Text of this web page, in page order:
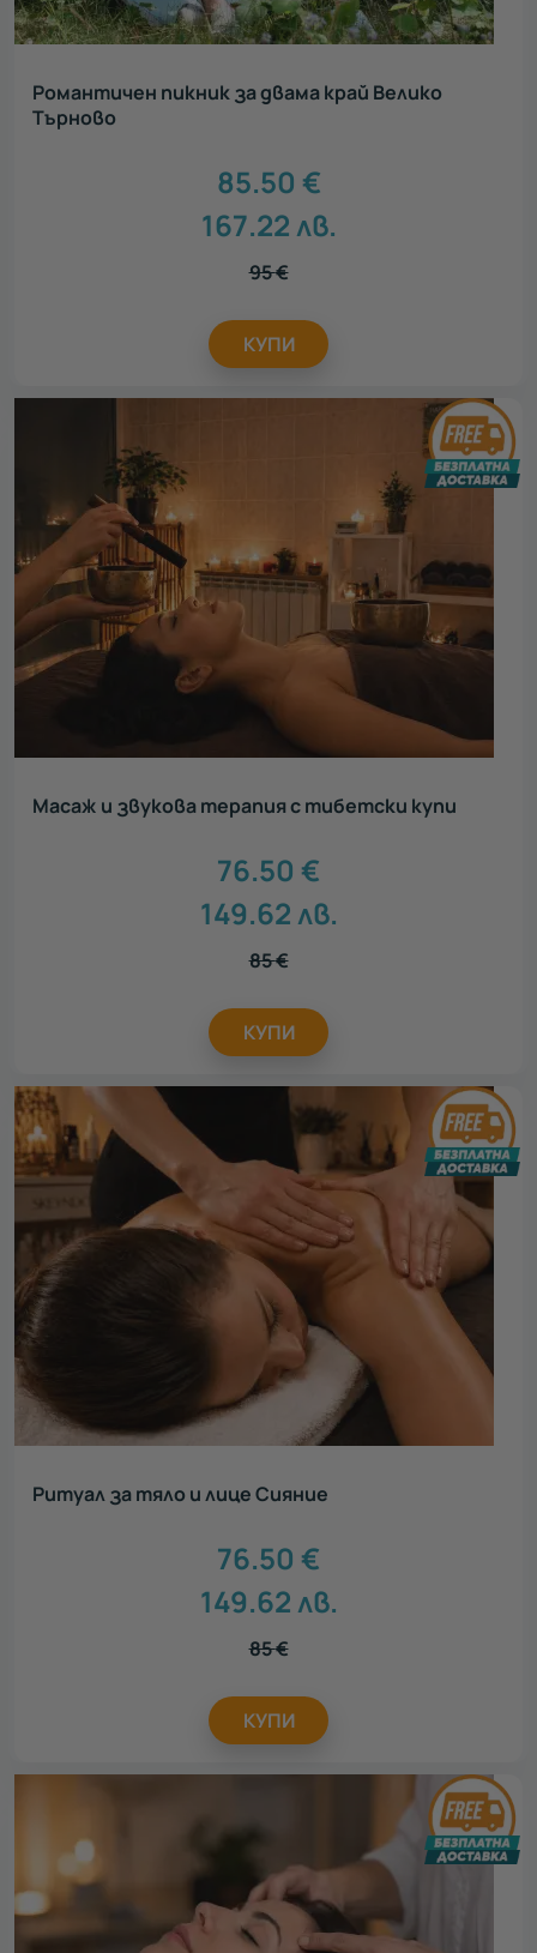
Романтичен пикник за двама край Велико
Търново
85.50 €
167.22лв.
95€
КУПИ
Масаж и звукова терапия с тибетски купи
76.50 €
149.62лв.
85€
КУПИ
Ритуал за тяло и лице Сияние
76.50 €
149.62лв.
85€
КУПИ